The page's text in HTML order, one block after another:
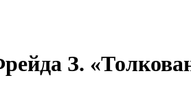
З.